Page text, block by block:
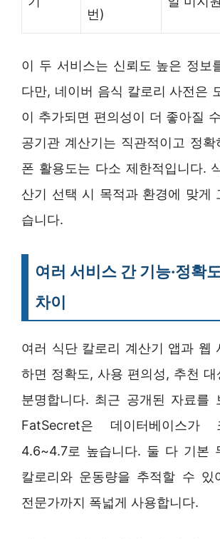
번)
이 두 서비스는 신뢰도 높은 정보
다만, 네이버 음식 칼로리 사전은
이 추가되면 편의성이 더 좋아질
공기관 계산기는 직관적이고 정확
폰 활용도는 다소 제한적입니다.
산기 선택 시 목적과 환경에 맞게
습니다.
여러 서비스 간 기능·정확
차이
여러 식단 칼로리 계산기 앱과 웹
하면 정확도, 사용 편의성, 추천
분명합니다. 최근 공개된 자료를
FatSecret은 데이터베이스가
4.6~4.7로 높습니다. 둘 다 기본
칼로리와 운동량을 추적할 수 있
전문가까지 폭넓게 사용합니다.